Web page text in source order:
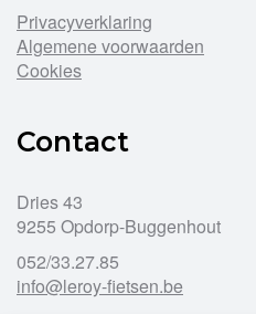
Privacyverklaring
Algemene voorwaarden
Cookies
Contact
Dries 43
9255 Opdorp-Buggenhout
052/33.27.85
info@leroy-fietsen.be